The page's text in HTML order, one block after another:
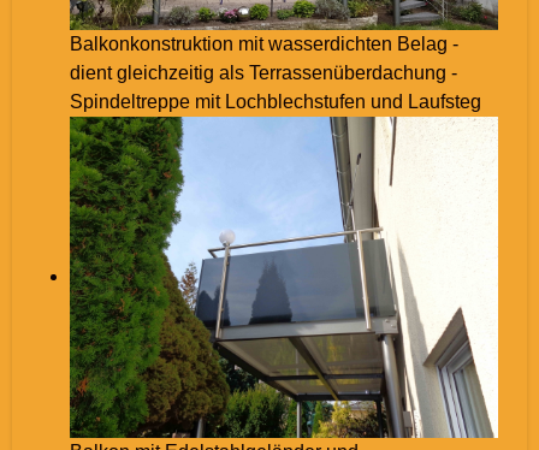
Balkonkonstruktion mit wasserdichten Belag -
dient gleichzeitig als Terrassenüberdachung -
Spindeltreppe mit Lochblechstufen und Laufsteg